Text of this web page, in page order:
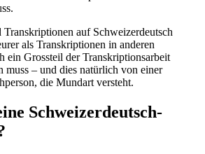
auf Schweizerdeutsch
als Transkriptionen in anderen
ein Grossteil der Transkriptionsarbeit
muss – und dies natürlich von einer
die Mundart versteht.
Schweizerdeutsch-